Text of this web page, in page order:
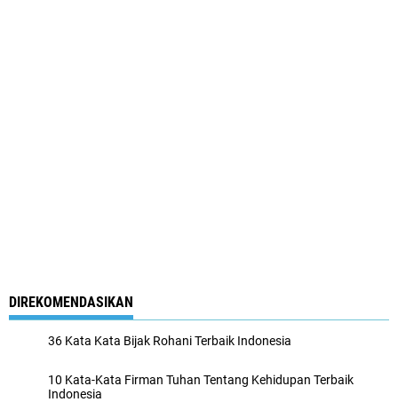
DIREKOMENDASIKAN
36 Kata Kata Bijak Rohani Terbaik Indonesia
10 Kata-Kata Firman Tuhan Tentang Kehidupan Terbaik
Indonesia